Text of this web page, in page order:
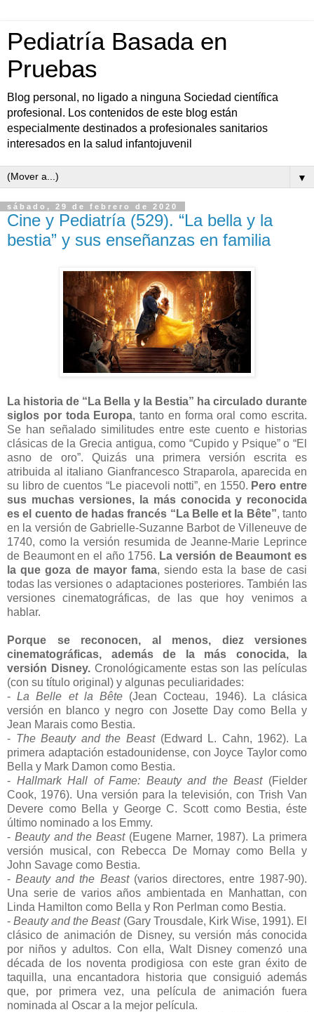
Pediatría Basada en
Pruebas
Blog personal, no ligado a ninguna Sociedad científica
profesional. Los contenidos de este blog están
especialmente destinados a profesionales sanitarios
interesados en la salud infantojuvenil
▼
sábado, 29 de febrero de 2020
Cine y Pediatría (529). “La bella y la
bestia” y sus enseñanzas en familia
La historia de “La Bella y la Bestia” ha circulado durante
siglos por toda Europa, tanto en forma oral como escrita.
Se han señalado similitudes entre este cuento e historias
clásicas de la Grecia antigua, como “Cupido y Psique” o “El
asno de oro”. Quizás una primera versión escrita es
atribuida al italiano Gianfrancesco Straparola, aparecida en
su libro de cuentos “Le piacevoli notti”, en 1550. Pero entre
sus muchas versiones, la más conocida y reconocida
es el cuento de hadas francés “La Belle et la Bête”, tanto
en la versión de Gabrielle-Suzanne Barbot de Villeneuve de
1740, como la versión resumida de Jeanne-Marie Leprince
de Beaumont en el año 1756. La versión de Beaumont es
la que goza de mayor fama, siendo esta la base de casi
todas las versiones o adaptaciones posteriores. También las
versiones cinematográficas, de las que hoy venimos a
hablar.
Porque se reconocen, al menos, diez versiones
cinematográficas, además de la más conocida, la
versión Disney.Cronológicamente estas son las películas
(con su título original) y algunas peculiaridades:
-La Belle et la Bête (Jean Cocteau, 1946). La clásica
versión en blanco y negro con Josette Day como Bella y
Jean Marais como Bestia.
- The Beauty and the Beast(Edward L. Cahn, 1962). La
primera adaptación estadounidense, con Joyce Taylor como
Bella y Mark Damon como Bestia.
- Hallmark Hall of Fame: Beauty and the Beast (Fielder
Cook, 1976). Una versión para la televisión, con Trish Van
Devere como Bella y George C. Scott como Bestia, éste
último nominado a los Emmy.
- Beauty and the Beast(Eugene Marner, 1987). La primera
versión musical, con Rebecca De Mornay como Bella y
John Savage como Bestia.
-Beauty and the Beast (varios directores, entre 1987-90).
Una serie de varios años ambientada en Manhattan, con
Linda Hamilton como Bella y Ron Perlman como Bestia.
-Beauty and the Beast(Gary Trousdale, Kirk Wise, 1991). El
clásico de animación de Disney, su versión más conocida
por niños y adultos. Con ella, Walt Disney comenzó una
década de los noventa prodigiosa con este gran éxito de
taquilla, una encantadora historia que consiguió además
que, por primera vez, una película de animación fuera
nominada al Oscar a la mejor película.